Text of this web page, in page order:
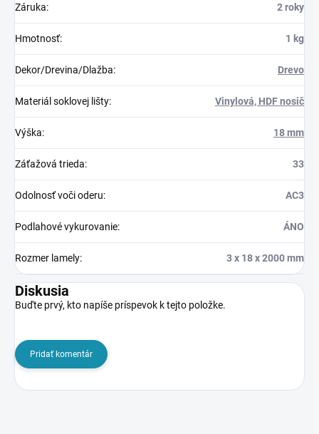
Záruka: 2 roky
Hmotnosť: 1 kg
Dekor/Drevina/Dlažba: Drevo
Materiál soklovej lišty: Vinylová, HDF nosič
Výška: 18 mm
Záťažová trieda: 33
Odolnosť voči oderu: AC3
Podlahové vykurovanie: ÁNO
Rozmer lamely: 3 x 18 x 2000 mm
Diskusia
Buďte prvý, kto napíše príspevok k tejto položke.
Pridať komentár